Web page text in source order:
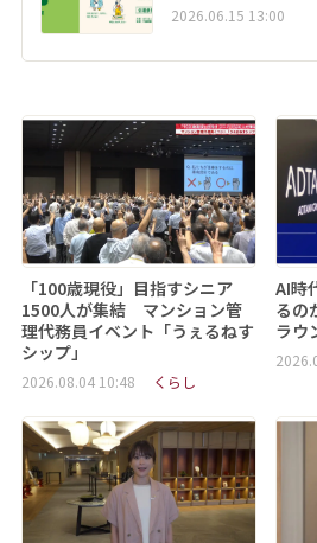
2026.06.15 13:00
「100歳現役」目指すシニア
1500人が集結 マンション管
理代務員イベント「うぇるねす
シップ」
2026.08.04 10:48 くらし
AI時
るの
ラウ